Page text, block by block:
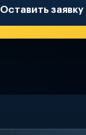
Оставить заявку